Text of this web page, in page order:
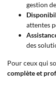
gestion
attentes
des
Pour ceux qui
complète et